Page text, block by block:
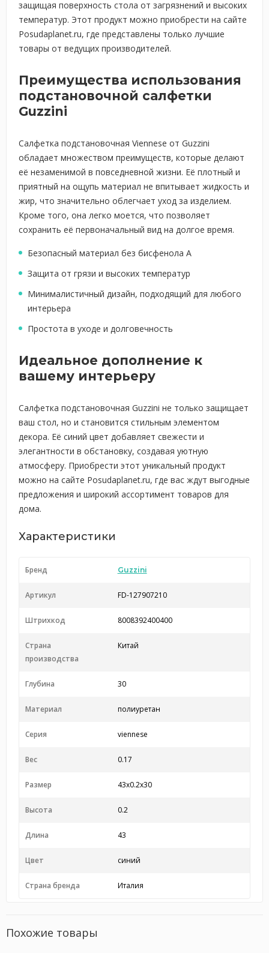
защищая поверхность стола от загрязнений и высоких
температур. Этот продукт можно приобрести на сайте
Posudaplanet.ru, где представлены только лучшие
товары от ведущих производителей.
Преимущества использования
подстановочной салфетки
Guzzini
Салфетка подстановочная Viennese от Guzzini
обладает множеством преимуществ, которые делают
её незаменимой в повседневной жизни. Её плотный и
приятный на ощупь материал не впитывает жидкость и
жир, что значительно облегчает уход за изделием.
Кроме того, она легко моется, что позволяет
сохранить её первоначальный вид на долгое время.
Безопасный материал без бисфенола А
Защита от грязи и высоких температур
Минималистичный дизайн, подходящий для любого
интерьера
Простота в уходе и долговечность
Идеальное дополнение к
вашему интерьеру
Салфетка подстановочная Guzzini не только защищает
ваш стол, но и становится стильным элементом
декора. Её синий цвет добавляет свежести и
элегантности в обстановку, создавая уютную
атмосферу. Приобрести этот уникальный продукт
можно на сайте Posudaplanet.ru, где вас ждут выгодные
предложения и широкий ассортимент товаров для
дома.
Характеристики
Бренд Guzzini
Артикул FD-127907210
Штрихкод 8008392400400
Страна
производства
Китай
Глубина 30
Материал полиуретан
Серия viennese
Вес 0.17
Размер 43x0.2x30
Высота 0.2
Длина 43
Цвет синий
Страна бренда Италия
Похожие товары